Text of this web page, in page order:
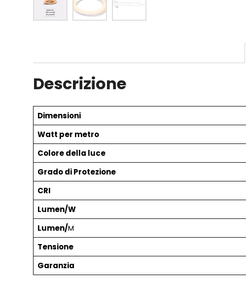
Descrizione
Dimensioni
Watt per metro
Colore della luce
Grado di Protezione
CRI
Lumen/W
Lumen/M
Tensione
Garanzia